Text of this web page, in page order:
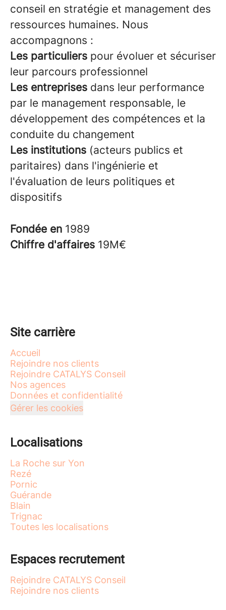
conseil en stratégie et management des
ressources humaines. Nous
accompagnons :
Les particuliers pour évoluer et sécuriser
leur parcours professionnel
Les entreprises dans leur performance
par le management responsable, le
développement des compétences et la
conduite du changement
Les institutions (acteurs publics et
paritaires) dans l'ingénierie et
l'évaluation de leurs politiques et
dispositifs
Fondée en 1989
Chiffre d'affaires 19M€
Site carrière
Accueil
Rejoindre nos clients
Rejoindre CATALYS Conseil
Nos agences
Données et confidentialité
Gérer les cookies
Localisations
La Roche sur Yon
Rezé
Pornic
Guérande
Blain
Trignac
Toutes les localisations
Espaces recrutement
Rejoindre CATALYS Conseil
Rejoindre nos clients